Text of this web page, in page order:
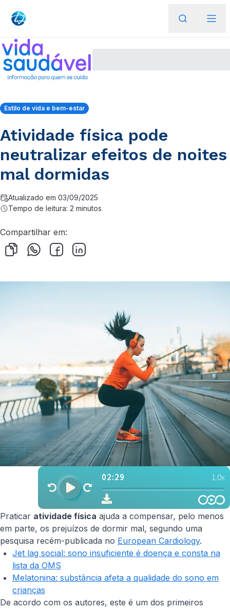
Estilo de vida e bem-estar
Atividade física pode
neutralizar efeitos de noites
mal dormidas
Atualizado em 03/09/2025
Tempo de leitura: 2 minutos
Compartilhar em:
Praticar atividade física ajuda a compensar, pelo menos
em parte, os prejuízos de dormir mal, segundo uma
pesquisa recém-publicada no European Cardiology.
Jet lag social: sono insuficiente é doença e consta na
lista da OMS
Melatonina: substância afeta a qualidade do sono em
crianças
De acordo com os autores, este é um dos primeiros